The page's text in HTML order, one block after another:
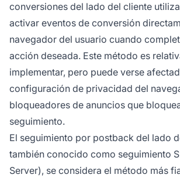
conversiones del lado del cliente
activar eventos de conversión
navegador del usuario cuando
acción deseada. Este método es
implementar, pero puede verse
configuración de privacidad del
bloqueadores de anuncios que
seguimiento.
El seguimiento por postback del lado
también conocido como seguimiento
Server), se considera el método más